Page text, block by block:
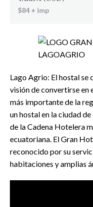
$84 + imp
Lago Agrio: El hostal se
visión de convertirse en
más importante de la
un hostal en la ciudad
de la Cadena Hotelera
ecuatoriana. El Gran
reconocido por su
habitaciones y amplias